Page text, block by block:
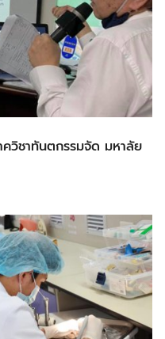
วิชาทันตกรรมจัด มหาลัย